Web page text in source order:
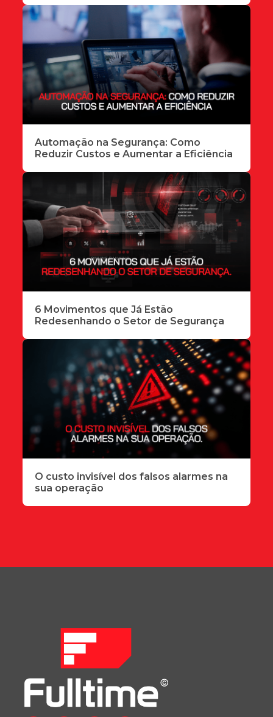
Automação na Segurança: Como
Reduzir Custos e Aumentar a Eficiência
6 Movimentos que Já Estão
Redesenhando o Setor de Segurança
O custo invisível dos falsos alarmes na
sua operação